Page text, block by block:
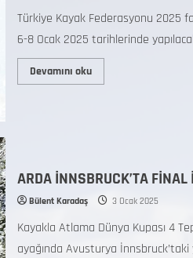
Türkiye Kayak Federasyonu 2025
6-8 Ocak 2025 tarihlerinde
Devamını oku
ARDA İNNSBRUCK’TA
Bülent Karadaş 3 Ocak 2025
Kayakla Atlama Dünya Kupası 4
ayağında Avusturya İnnsbruck’taki